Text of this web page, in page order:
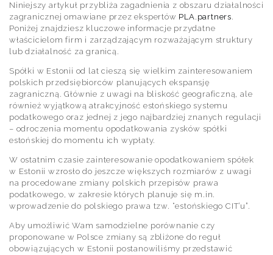
Niniejszy artykuł przybliża zagadnienia z obszaru działalności
zagranicznej omawiane przez ekspertów PLA.partners.
Poniżej znajdziesz kluczowe informacje przydatne
właścicielom firm i zarządzającym rozważającym struktury
lub działalność za granicą.
Spółki w Estonii od lat cieszą się wielkim zainteresowaniem
polskich przedsiębiorców planujących ekspansję
zagraniczną. Głównie z uwagi na bliskość geograficzną, ale
również wyjątkową atrakcyjność estońskiego systemu
podatkowego oraz jednej z jego najbardziej znanych regulacji
– odroczenia momentu opodatkowania zysków spółki
estońskiej do momentu ich wypłaty.
W ostatnim czasie zainteresowanie opodatkowaniem spółek
w Estonii wzrosło do jeszcze większych rozmiarów z uwagi
na procedowane zmiany polskich przepisów prawa
podatkowego, w zakresie których planuje się m.in.
wprowadzenie do polskiego prawa tzw. “estońskiego CIT’u”.
Aby umożliwić Wam samodzielne porównanie czy
proponowane w Polsce zmiany są zbliżone do reguł
obowiązujących w Estonii postanowiliśmy przedstawić